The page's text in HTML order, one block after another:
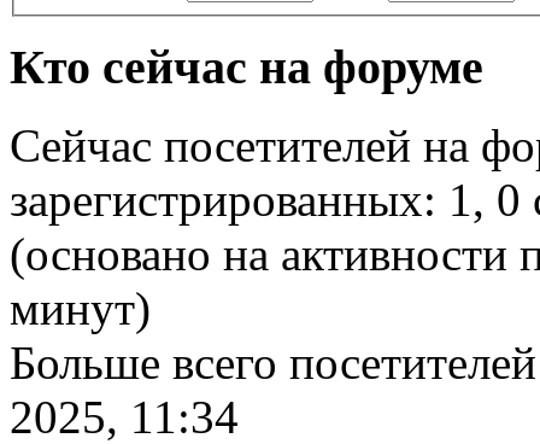
Кто сейчас на форуме
Сейчас посетителей на
зарегистрированных: 1,
(основано на активности
минут)
Больше всего
2025, 11:34